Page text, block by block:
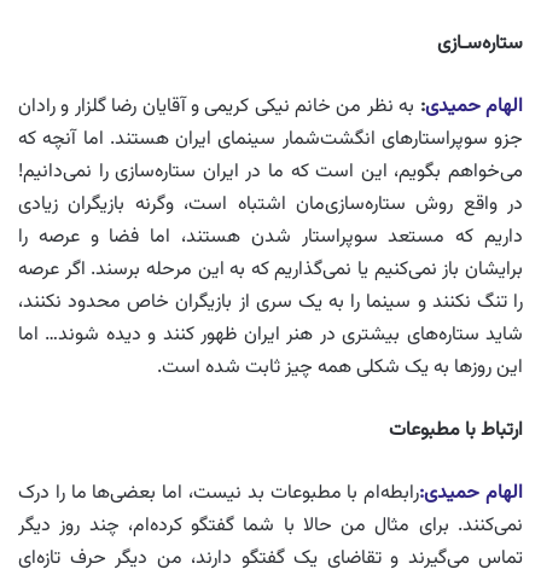
ستاره‌سـازی
الهام حمیدی: به نظر من خانم نیکی کریمی و آقایان رضا گلزار و رادان
جزو سوپراستارهای انگشت‌شمار سینمای ایران هستند. اما آنچه که
می‌خواهم بگویم، این است که ما در ایران ستاره‌سازی را نمی‌دانیم!
در واقع روش ستاره‌سازی‌مان اشتباه است، وگرنه بازیگران زیادی
داریم که مستعد سوپراستار شدن هستند، اما فضا و عرصه را
برایشان باز نمی‌کنیم یا نمی‌گذاریم که به این مرحله برسند. اگر عرصه
را تنگ نکنند و سینما را به یک سری از بازیگران خاص محدود نکنند،
شاید ستاره‌های بیشتری در هنر ایران ظهور کنند و دیده شوند… اما
این روزها به یک شکلی همه چیز ثابت شده است.
ارتباط با مطبوعات
الهام حمیدی:رابطه‌ام با مطبوعات بد نیست، اما بعضی‌ها ما را درک
نمی‌کنند. برای مثال من حالا با شما گفتگو کرده‌ام، چند روز دیگر
تماس می‌گیرند و تقاضای یک گفتگو دارند، من دیگر حرف تازه‌ای